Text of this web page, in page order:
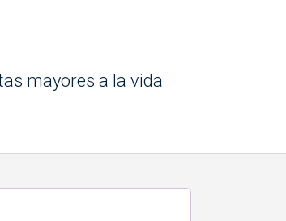
mayores a la vida